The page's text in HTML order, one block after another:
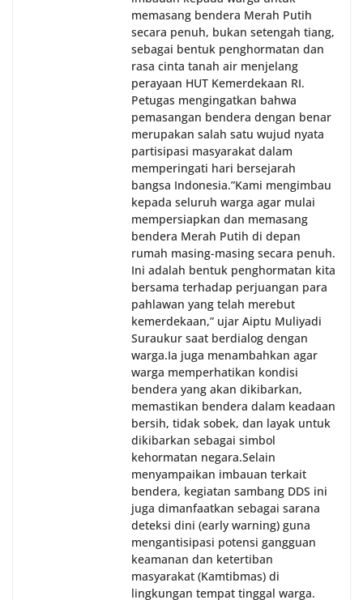
memasang bendera Merah Putih
secara penuh, bukan setengah tiang,
sebagai bentuk penghormatan dan
rasa cinta tanah air menjelang
perayaan HUT Kemerdekaan RI.
Petugas mengingatkan bahwa
pemasangan bendera dengan benar
merupakan salah satu wujud nyata
partisipasi masyarakat dalam
memperingati hari bersejarah
bangsa Indonesia.‎‎”Kami mengimbau
kepada seluruh warga agar mulai
mempersiapkan dan memasang
bendera Merah Putih di depan
rumah masing-masing secara penuh.
Ini adalah bentuk penghormatan kita
bersama terhadap perjuangan para
pahlawan yang telah merebut
kemerdekaan,” ujar Aiptu Muliyadi
Suraukur saat berdialog dengan
warga.‎‎Ia juga menambahkan agar
warga memperhatikan kondisi
bendera yang akan dikibarkan,
memastikan bendera dalam keadaan
bersih, tidak sobek, dan layak untuk
dikibarkan sebagai simbol
kehormatan negara.‎‎‎Selain
menyampaikan imbauan terkait
bendera, kegiatan sambang DDS ini
juga dimanfaatkan sebagai sarana
deteksi dini (early warning) guna
mengantisipasi potensi gangguan
keamanan dan ketertiban
masyarakat (Kamtibmas) di
lingkungan tempat tinggal warga.